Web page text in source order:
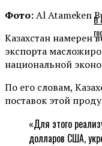
В
Фото:Al Atameken
Казахстан намерен
экспорта
национальной
По его словам,
поставок этой
«Для этого
долларов США,